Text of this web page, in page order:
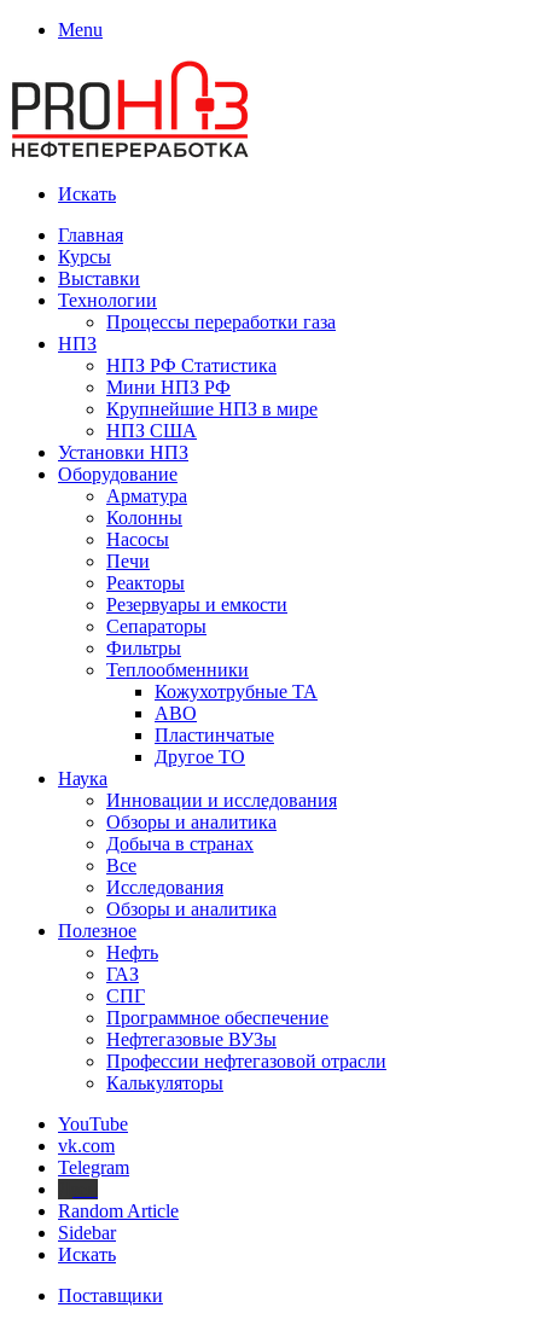
Menu
Искать
Главная
Курсы
Выставки
Технологии
Процессы переработки газа
НПЗ
НПЗ РФ Статистика
Мини НПЗ РФ
Крупнейшие НПЗ в мире
НПЗ США
Установки НПЗ
Оборудование
Арматура
Колонны
Насосы
Печи
Реакторы
Резервуары и емкости
Сепараторы
Фильтры
Теплообменники
Кожухотрубные ТА
АВО
Пластинчатые
Другое ТО
Наука
Инновации и исследования
Обзоры и аналитика
Добыча в странах
Все
Исследования
Обзоры и аналитика
Полезное
Нефть
ГАЗ
СПГ
Программное обеспечение
Нефтегазовые ВУЗы
Профессии нефтегазовой отрасли
Калькуляторы
YouTube
vk.com
Telegram
Random Article
Sidebar
Искать
Поставщики